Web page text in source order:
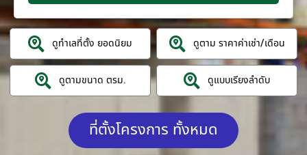
ดูทำเลที่ตั้ง ยอดนิยม ดูตาม ราคาค่าเช่า/เดือน
ดูตามขนาด ตรม. ดูแบบเรียงลำดับ
ที่ตั้งโครงการ ทั้งหมด